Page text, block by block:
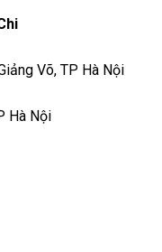
Võ, TP Hà Nội
Hà Nội